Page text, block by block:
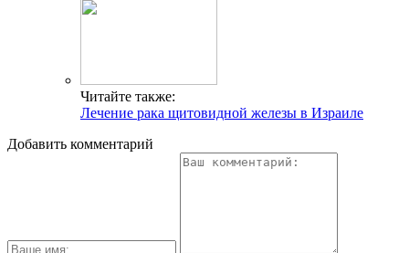
Читайте также:
Лечение рака щитовидной железы в Израиле
Добавить комментарий